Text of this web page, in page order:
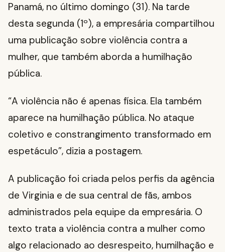
Panamá, no último domingo (31). Na tarde
desta segunda (1º), a empresária compartilhou
uma publicação sobre violência contra a
mulher, que também aborda a humilhação
pública.
“A violência não é apenas física. Ela também
aparece na humilhação pública. No ataque
coletivo e constrangimento transformado em
espetáculo”, dizia a postagem.
A publicação foi criada pelos perfis da agência
de Virginia e de sua central de fãs, ambos
administrados pela equipe da empresária. O
texto trata a violência contra a mulher como
algo relacionado ao desrespeito, humilhação e